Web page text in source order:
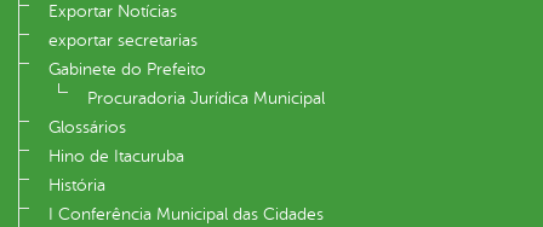
Exportar Notícias
exportar secretarias
Gabinete do Prefeito
Procuradoria Jurídica Municipal
Glossários
Hino de Itacuruba
História
I Conferência Municipal das Cidades